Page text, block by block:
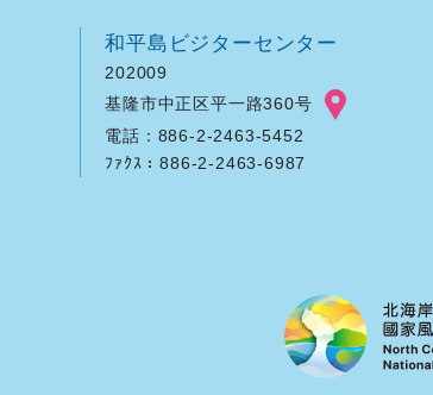
和平島ビジターセンター
202009
基隆市中正区平一路360号
電話：886-2-2463-5452
ﾌｧｸｽ：886-2-2463-6987